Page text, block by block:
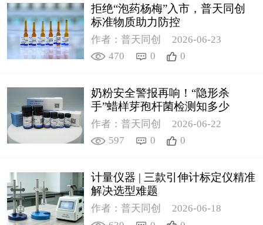
拒绝“泡药杨梅”入市，普天同创
标准物质助力防控
作者：普天同创
2026-06-23
470
0 0
奶粉安全警报再响！“隐形杀
手”蜡样芽孢杆菌检测知多少
作者：普天同创
2026-06-22
597
0 0
计量仪器 | 三款引伸计标定仪精准
解决选型难题
作者：普天同创
2026-06-18